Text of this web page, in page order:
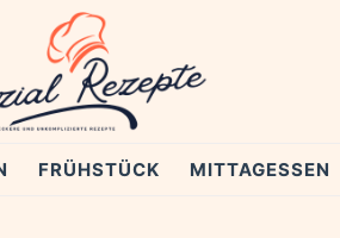
FRÜHSTÜCK MITTAGESSEN